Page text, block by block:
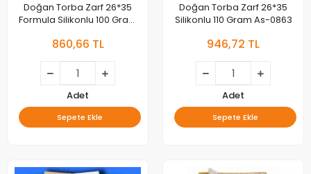
Doğan Torba Zarf 26*35
Formula Silikonlu 100 Gram
860,66 TL
Adet
Sepete Ekle
Doğan Torba Zarf 26*35
Silikonlu 110 Gram As-0863
946,72 TL
Adet
Sepete Ekle